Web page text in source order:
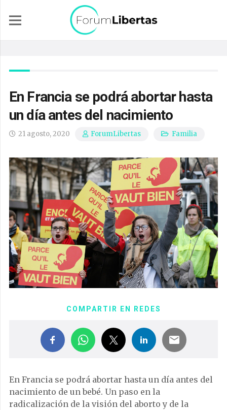
En Francia se podrá abortar hasta
un día antes del nacimiento
21 agosto, 2020 ForumLibertas Familia
COMPARTIR EN REDES
En Francia se podrá abortar hasta un día antes del
nacimiento de un bebé. Un paso en la
radicalización de la visión del aborto y de la